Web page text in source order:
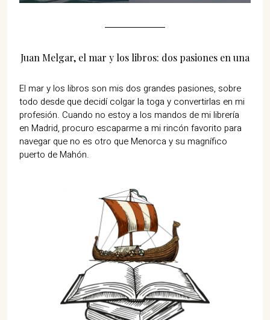
Hotel: +34 971 635 502
Juan Melgar, el mar y los libros: dos pasiones en una
El mar y los libros son mis dos grandes pasiones, sobre
todo desde que decidí colgar la toga y convertirlas en mi
profesión. Cuando no estoy a los mandos de mi librería
en Madrid, procuro escaparme a mi rincón favorito para
navegar que no es otro que Menorca y su magnífico
puerto de Mahón.